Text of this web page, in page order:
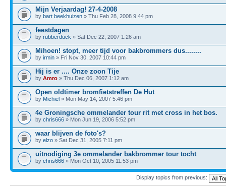
Mijn Verjaardag! 27-4-2008
by bart beekhuizen » Thu Feb 28, 2008 9:44 pm
feestdagen
by rubberduck » Sat Dec 22, 2007 1:26 am
Mihoen! stopt, meer tijd voor bakbrommers dus........
by irmin » Fri Nov 30, 2007 10:44 pm
Hij is er .... Onze zoon Tije
by Amro » Thu Dec 06, 2007 1:12 am
Open oldtimer bromfietstreffen De Hut
by Michiel » Mon May 14, 2007 5:46 pm
4e Groningsche ommelander tour rit met cross in het bos.
by chris666 » Mon Jun 19, 2006 5:52 pm
waar blijven de foto's?
by elzo » Sat Dec 31, 2005 7:11 pm
uitnodiging 3e ommelander bakbrommer tour tocht
by chris666 » Mon Oct 10, 2005 11:53 pm
Display topics from previous: